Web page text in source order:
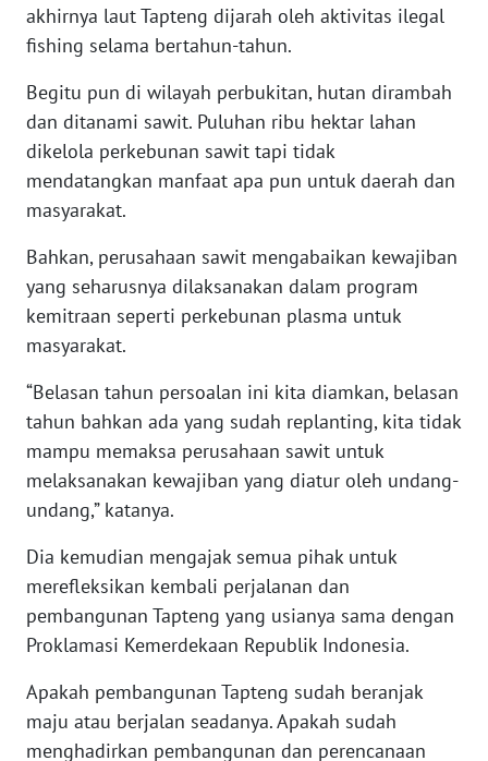
akhirnya laut Tapteng dijarah oleh aktivitas ilegal
fishing selama bertahun-tahun.
Begitu pun di wilayah perbukitan, hutan dirambah
dan ditanami sawit. Puluhan ribu hektar lahan
dikelola perkebunan sawit tapi tidak
mendatangkan manfaat apa pun untuk daerah dan
masyarakat.
Bahkan, perusahaan sawit mengabaikan kewajiban
yang seharusnya dilaksanakan dalam program
kemitraan seperti perkebunan plasma untuk
masyarakat.
“Belasan tahun persoalan ini kita diamkan, belasan
tahun bahkan ada yang sudah replanting, kita tidak
mampu memaksa perusahaan sawit untuk
melaksanakan kewajiban yang diatur oleh undang-
undang,” katanya.
Dia kemudian mengajak semua pihak untuk
merefleksikan kembali perjalanan dan
pembangunan Tapteng yang usianya sama dengan
Proklamasi Kemerdekaan Republik Indonesia.
Apakah pembangunan Tapteng sudah beranjak
maju atau berjalan seadanya. Apakah sudah
menghadirkan pembangunan dan perencanaan
SUMSEL
BENGKULU
WN
LAMPUNG
JATENG
WN
NUSANTARA
WN
JOGJA
WN
JATIM
WN
BALI
WN
WN
KALTENG